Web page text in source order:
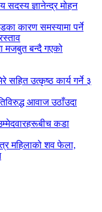
सदस्य ज्ञानेन्द्र मोहन
कारण समस्यामा पर्ने
मजबुत बन्दै गएको
सहित उत्कृष्ठ कार्य गर्ने ३
आवाज उठाँउदा
कडा
महिलाको शव फेला,